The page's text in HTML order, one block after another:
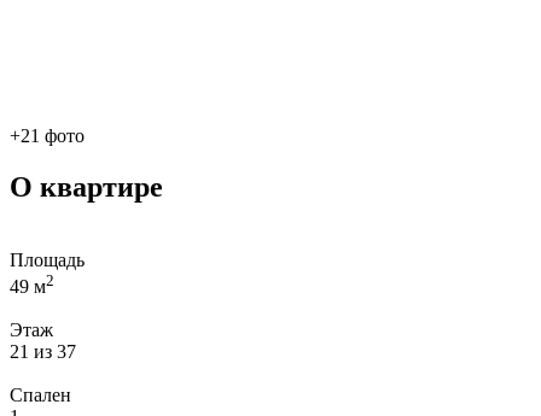
+21 фото
О квартире
Площадь
49 м2
Этаж
21 из 37
Спален